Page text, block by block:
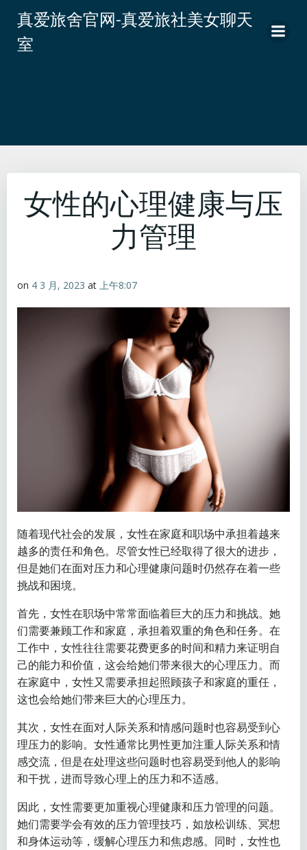
转
真爱旅舍官网-真爱旅社美女聊天
室
女性的心理健康与压
力管理
on 4 3 月, 2023 at 上午8:07
随着现代社会的发展，女性在家庭和职场中承担着越来
越多的责任和角色。尽管女性已经取得了很大的进步，
但是她们在面对压力和心理健康问题时仍然存在着一些
挑战和困境。
首先，女性在职场中常常面临着巨大的压力和挑战。她
们需要兼顾工作和家庭，承担着双重的角色和任务。在
工作中，女性往往需要花费更多的时间和精力来证明自
己的能力和价值，这会给她们带来很大的心理压力。而
在家庭中，女性又需要承担起照顾孩子和家庭的重任，
这也会给她们带来巨大的心理压力。
其次，女性在面对人际关系和情感问题时也容易受到心
理压力的影响。女性通常比男性更加注重人际关系和情
感交流，但是在处理这些问题时也容易受到他人的影响
和干扰，进而导致心理上的压力和不适感。
因此，女性需要更加重视心理健康和压力管理的问题。
她们需要学会有效的压力管理技巧，如放松训练、冥想
和身体运动等，缓解心理压力和焦虑感。同时，女性也